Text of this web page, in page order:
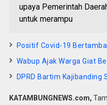
upaya Pemerintah
untuk merampu
Positif Covid-19
Wabup Ajak Warga Giat
DPRD Bartim Kajibanding
KATAMBUNGNEWS.com,